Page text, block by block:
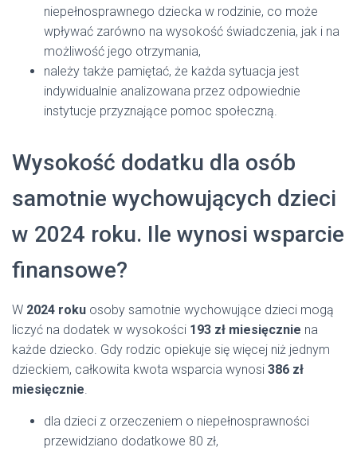
niepełnosprawnego dziecka w rodzinie, co może
wpływać zarówno na wysokość świadczenia, jak i na
możliwość jego otrzymania,
należy także pamiętać, że każda sytuacja jest
indywidualnie analizowana przez odpowiednie
instytucje przyznające pomoc społeczną.
Wysokość dodatku dla osób
samotnie wychowujących dzieci
w 2024 roku. Ile wynosi wsparcie
finansowe?
W 2024 roku osoby samotnie wychowujące dzieci mogą
liczyć na dodatek w wysokości 193 zł miesięcznie na
każde dziecko. Gdy rodzic opiekuje się więcej niż jednym
dzieckiem, całkowita kwota wsparcia wynosi 386 zł
miesięcznie.
dla dzieci z orzeczeniem o niepełnosprawności
przewidziano dodatkowe 80 zł,